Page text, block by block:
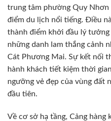
trung tâm phường Quy Nhơn
điểm du lịch nổi tiếng. Điều
thành điểm khởi đầu lý
những danh lam thắng cảnh
Cát Phương Mai. Sự kết nối
hành khách tiết kiệm thời
ngưỡng vẻ đẹp của vùng đất
đầu tiên.
Về cơ sở hạ tầng, Cảng hàng